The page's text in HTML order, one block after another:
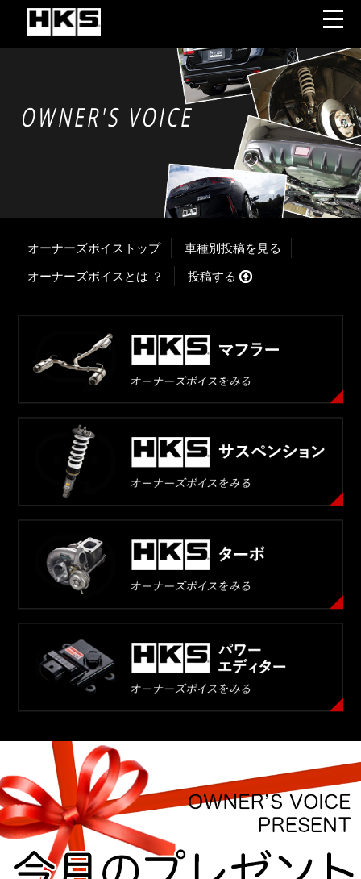
OWNER'S VOICE
オーナーズボイストップ 車種別投稿を見る
オーナーズボイスとは ？ 投稿する